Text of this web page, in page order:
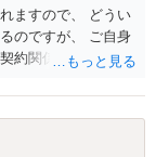
ますので、 どうい
のですが、 ご自身
約関係にもなく、
との関係でも、勝
除を検討すること
とですので、 場合